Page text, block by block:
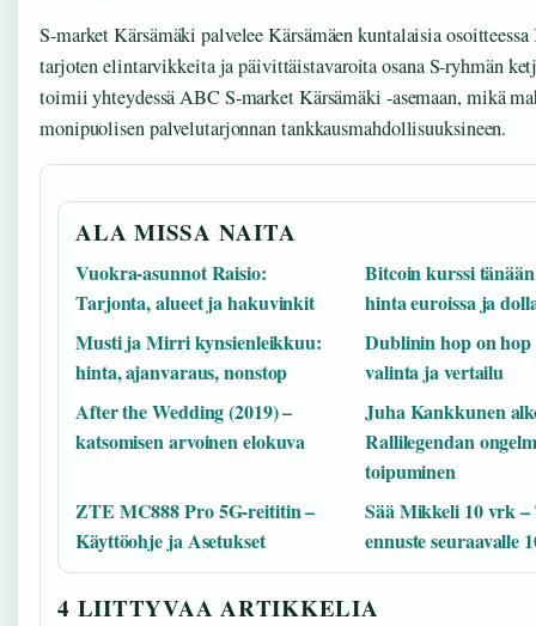
S-market Kärsämäki palvelee Kärsämäen kuntalaisia
tarjoten elintarvikkeita ja päivittäistavaroita osana S-ryhmän
toimii yhteydessä ABC S-market Kärsämäki -asemaan, mikä
monipuolisen palvelutarjonnan tankkausmahdollisuuksineen.
ALA MISSA NAITA
Vuokra-asunnot Raisio:
Tarjonta, alueet ja hakuvinkit
Bitcoin kurssi
hinta euroissa ja
Musti ja Mirri kynsienleikkuu:
hinta, ajanvaraus, nonstop
Dublinin hop on hop
valinta ja vertailu
After the Wedding (2019) –
katsomisen arvoinen elokuva
Juha Kankkunen
Rallilegendan
toipuminen
ZTE MC888 Pro 5G-reititin –
Käyttöohje ja Asetukset
Sää Mikkeli 10 vrk
ennuste seuraavalle
4 LIITTYVAA ARTIKKELIA